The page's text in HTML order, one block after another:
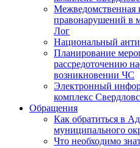
Межведомственная
правонарушений в
Лог
Национальный
Планирование
рассредоточению
возникновении ЧС
Электронный
комплекс
Обращения
Как обратиться в
муниципального
Что необходимо